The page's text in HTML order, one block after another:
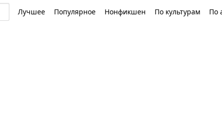
Лучшее Популярное Нонфикшен По культурам По